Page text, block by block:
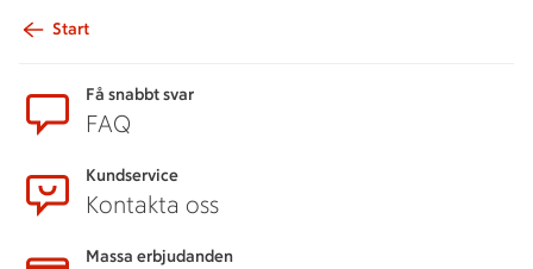
Start
Få snabbt svar
FAQ
Kundservice
Kontakta oss
Massa erbjudanden